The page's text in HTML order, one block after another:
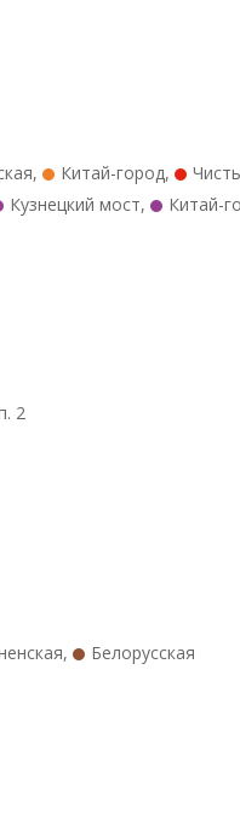
, Китай-город,
Кузнецкий мост, Китай-
2
, Белорусская